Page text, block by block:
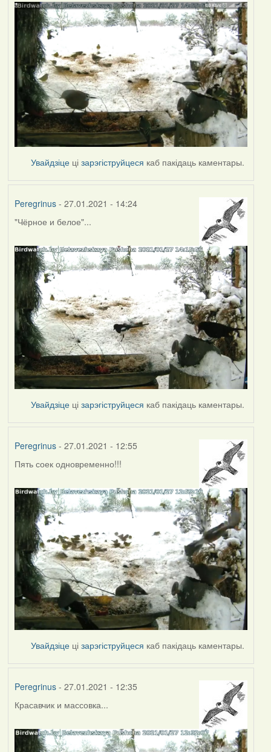
Увайдзіце цізарэгіструйцеся каб пакідаць каментары.
Peregrinus- 27.01.2021 - 14:24
"Чёрное и белое"...
Увайдзіце цізарэгіструйцеся каб пакідаць каментары.
Peregrinus- 27.01.2021 - 12:55
Пять соек одновременно!!!
Увайдзіце цізарэгіструйцеся каб пакідаць каментары.
Peregrinus- 27.01.2021 - 12:35
Красавчик и массовка...